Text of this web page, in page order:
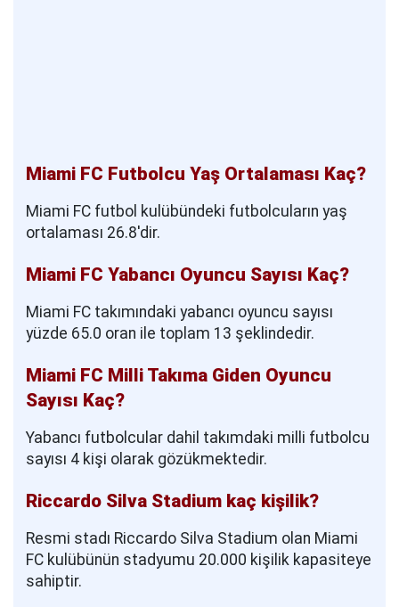
Miami FC Futbolcu Yaş Ortalaması Kaç?
Miami FC futbol kulübündeki futbolcuların yaş
ortalaması 26.8'dir.
Miami FC Yabancı Oyuncu Sayısı Kaç?
Miami FC takımındaki yabancı oyuncu sayısı
yüzde 65.0 oran ile toplam 13 şeklindedir.
Miami FC Milli Takıma Giden Oyuncu
Sayısı Kaç?
Yabancı futbolcular dahil takımdaki milli futbolcu
sayısı 4 kişi olarak gözükmektedir.
Riccardo Silva Stadium kaç kişilik?
Resmi stadı Riccardo Silva Stadium olan Miami
FC kulübünün stadyumu 20.000 kişilik kapasiteye
sahiptir.